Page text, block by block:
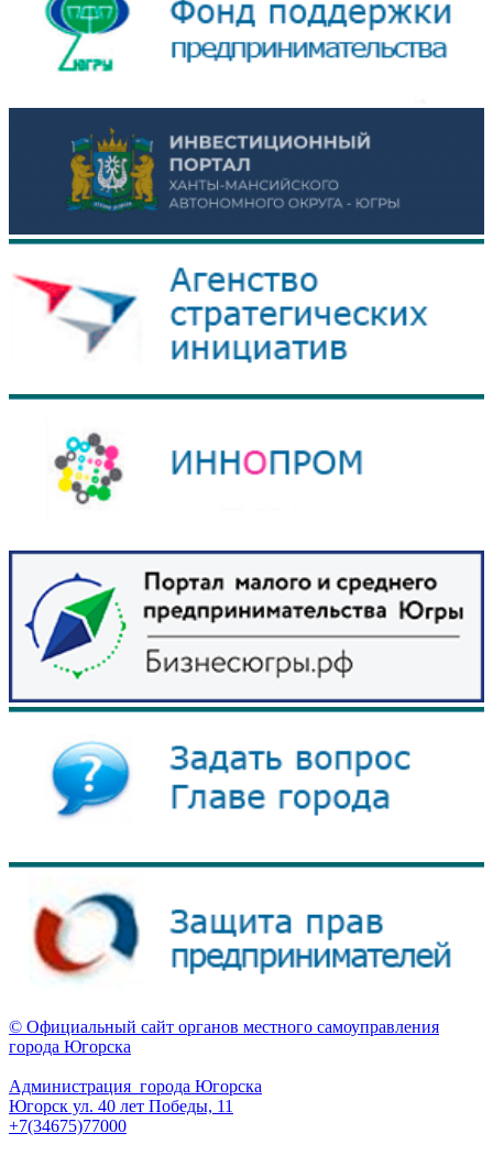
© Официальный сайт органов местного самоуправления
города Югорска
Администрация города Югорска
Югорск ул. 40 лет Победы, 11
+7(34675)77000